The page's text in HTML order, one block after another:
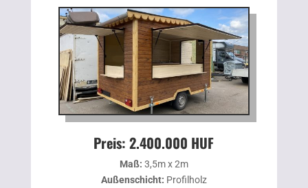
Preis: 2.400.000 HUF
Maß: 3,5m x 2m
Außenschicht: Profilholz